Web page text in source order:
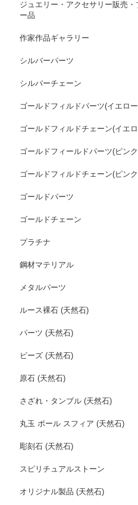
ジュエリー・アクセサリー販売・
ー品
作家作品ギャラリー
シルバーパーツ
シルバーチェーン
ゴールドフィルドパーツ(イエロ
ゴールドフィルドチェーン(イエ
ゴールドフィールドパーツ(ピン
ゴールドフィルドチェーン(ピン
ゴールドパーツ
ゴールドチェーン
プラチナ
鋼材マテリアル
メタルパーツ
ルース裸石 (天然石)
パーツ (天然石)
ビーズ (天然石)
原石 (天然石)
さざれ・タンブル (天然石)
丸玉 ボール スフィア (天然石)
彫刻石 (天然石)
スピリチュアルストーン
オリジナル製品 (天然石)